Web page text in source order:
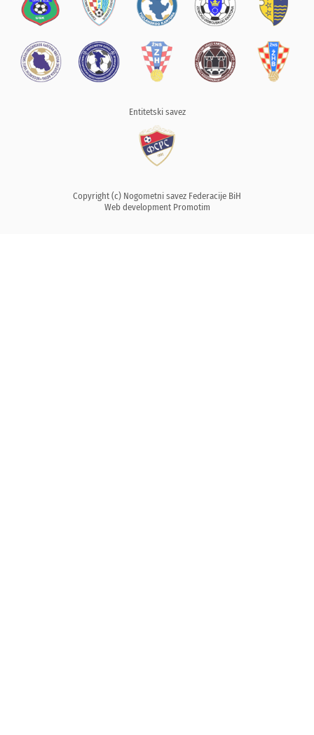
Entitetski savez
Copyright (c) Nogometni savez Federacije BiH
Web development Promotim